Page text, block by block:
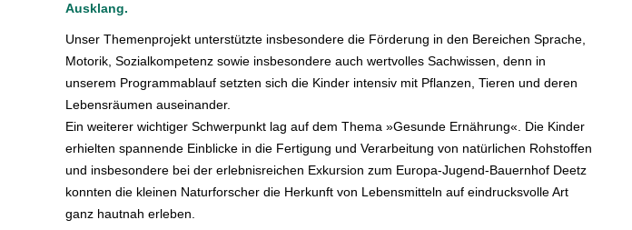
Ausklang.
Unser Themenprojekt unterstützte insbesondere die Förderung in den Bereichen Sprache,
Motorik, Sozialkompetenz sowie insbesondere auch wertvolles Sachwissen, denn in
unserem Programmablauf setzten sich die Kinder intensiv mit Pflanzen, Tieren und deren
Lebensräumen auseinander.
Ein weiterer wichtiger Schwerpunkt lag auf dem Thema »Gesunde Ernährung«. Die Kinder
erhielten spannende Einblicke in die Fertigung und Verarbeitung von natürlichen Rohstoffen
und insbesondere bei der erlebnisreichen Exkursion zum Europa-Jugend-Bauernhof Deetz
konnten die kleinen Naturforscher die Herkunft von Lebensmitteln auf eindrucksvolle Art
ganz hautnah erleben.